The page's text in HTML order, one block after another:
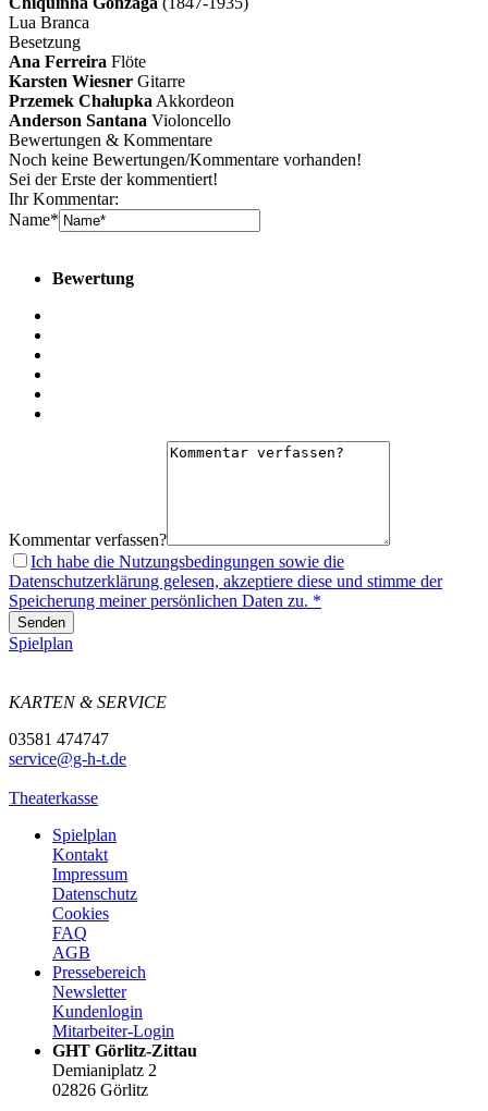
Lua Branca
Besetzung
Ana Ferreira Flöte
Karsten Wiesner Gitarre
Przemek Chałupka Akkordeon
Anderson Santana Violoncello
Bewertungen & Kommentare
Noch keine Bewertungen/­Kommentare vorhanden!
Sei der Erste der kommentiert!
Ihr Kommentar:
Name*
Bewertung
Kommentar verfassen?
Ich habe die Nutzungsbedingungen sowie die
Datenschutzerklärung gelesen, akzeptiere diese und stimme der
Speicherung meiner persönlichen Daten zu. *
Senden
Spielplan
KARTEN & SERVICE
03581 474747
service@g-h-t.de
Theaterkasse
Spielplan
Kontakt
Impressum
Datenschutz
Cookies
FAQ
AGB
Pressebereich
Newsletter
Kundenlogin
Mitarbeiter-Login
GHT Görlitz-Zittau
Demianiplatz 2
02826 Görlitz